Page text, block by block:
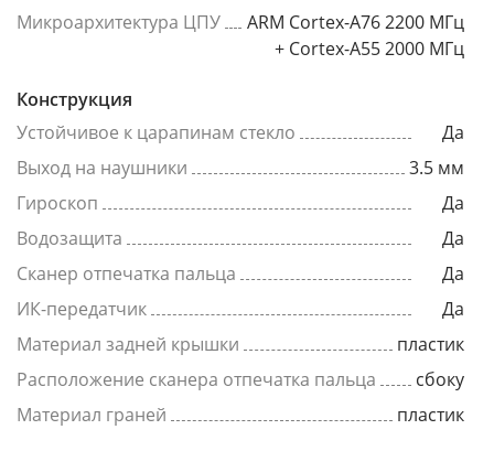
Микроархитектура ЦПУ
ARM Cortex-A76 2200 МГц
+ Cortex-A55 2000 МГц
Конструкция
Устойчивое к царапинам стекло
Да
Выход на наушники
3.5 мм
Гироскоп
Да
Водозащита
Да
Сканер отпечатка пальца
Да
ИК-передатчик
Да
Материал задней крышки
пластик
Расположение сканера отпечатка пальца
сбоку
Материал граней
пластик